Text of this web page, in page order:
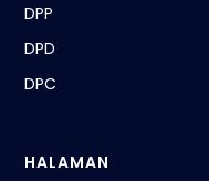
DPP
DPD
DPC
HALAMAN